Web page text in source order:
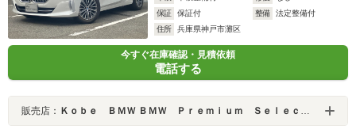
保証
保証付 整備
法定整備付
住所
兵庫県神戸市灘区
今すぐ在庫確認・見積依頼
電話する
販売店： Ｋｏｂｅ ＢＭＷ ＢＭＷ Ｐｒｅｍｉｕｍ Ｓｅｌｅｃｔｉｏｎ 三宮